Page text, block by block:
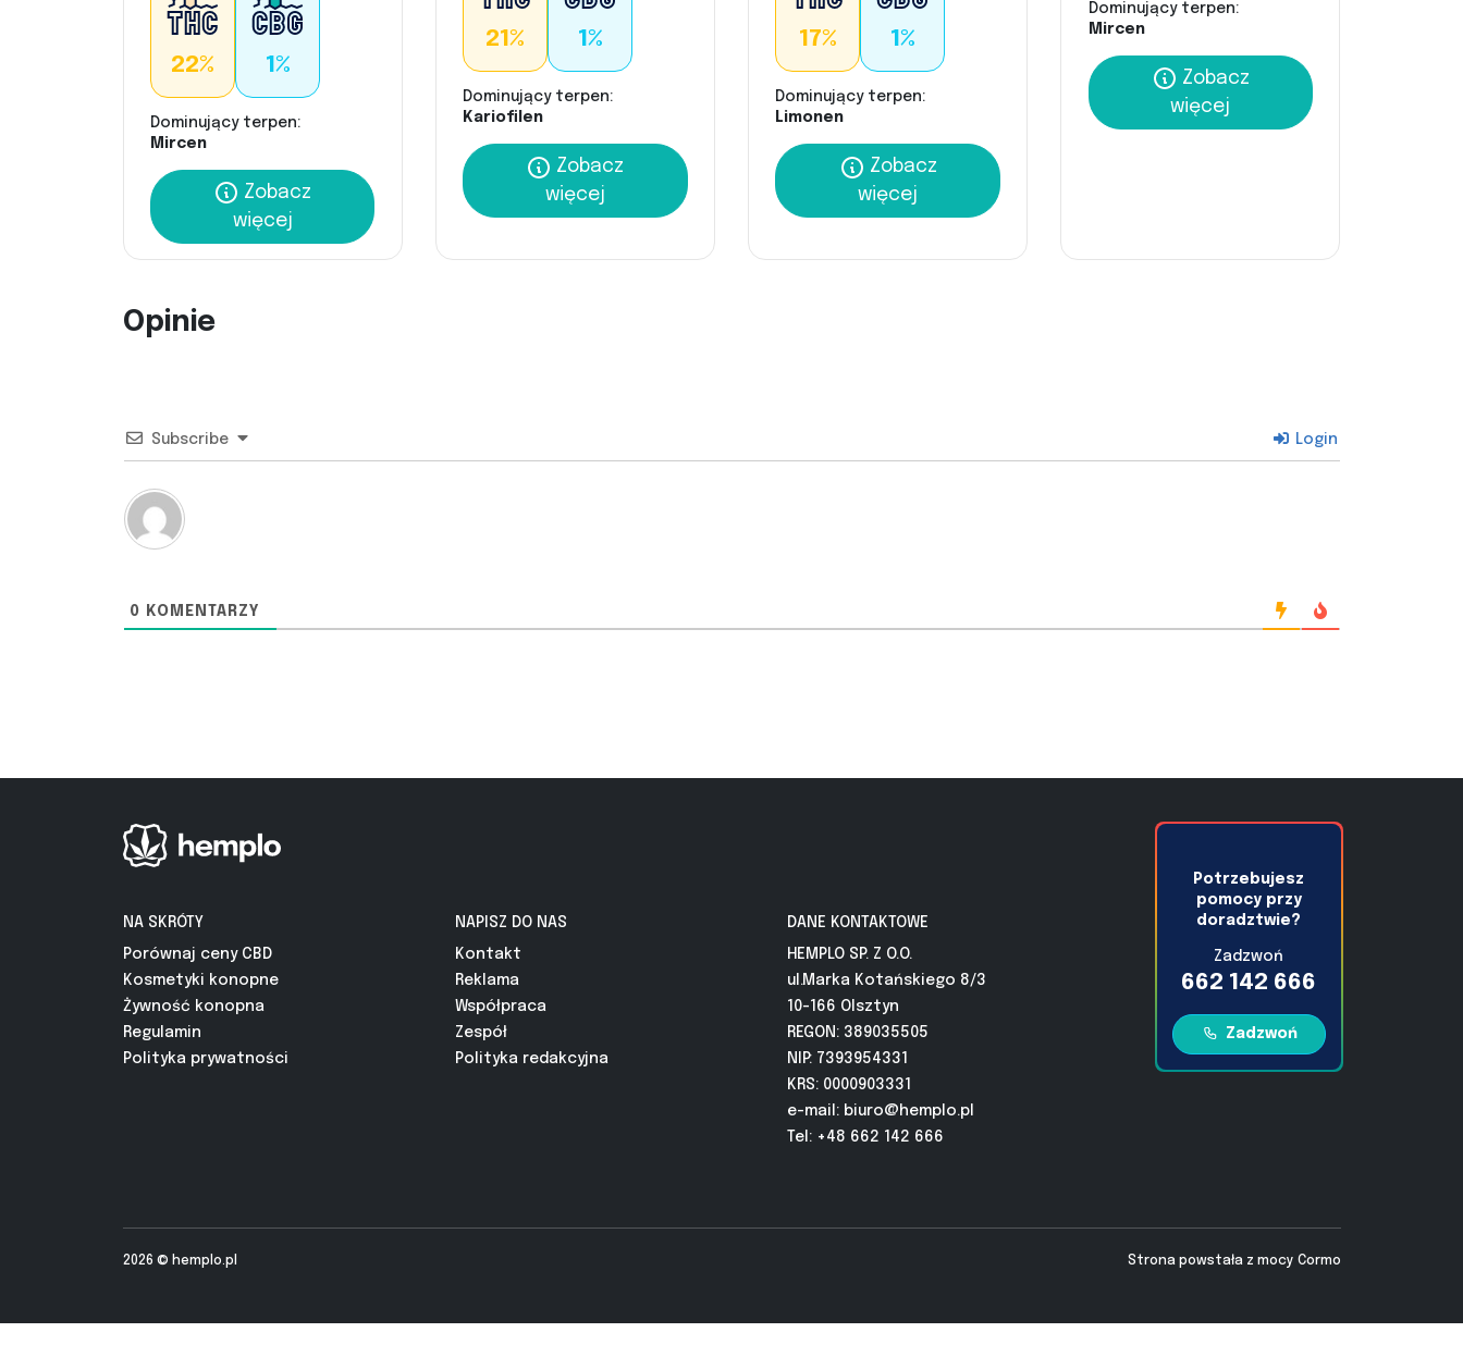
22% 1%
Dominujący terpen:
Mircen
Zobacz
więcej
21% 1%
Dominujący terpen:
Kariofilen
Zobacz
więcej
17% 1%
Dominujący terpen:
Limonen
Zobacz
więcej
Dominujący terpen:
Mircen
Zobacz
więcej
Opinie
Subscribe Login
0 KOMENTARZY
NA SKRÓTY
Porównaj ceny CBD
Kosmetyki konopne
Żywność konopna
Regulamin
Polityka prywatności
NAPISZ DO NAS
Kontakt
Reklama
Współpraca
Zespół
Polityka redakcyjna
DANE KONTAKTOWE
HEMPLO SP. Z O.O.
ul.Marka Kotańskiego 8/3
10-166 Olsztyn
REGON: 389035505
NIP: 7393954331
KRS: 0000903331
e-mail: biuro@hemplo.pl
Tel: +48 662 142 666
Potrzebujesz
pomocy przy
doradztwie?
Zadzwoń
662 142 666
Zadzwoń
2026 © hemplo.pl Strona powstała z mocy Cormo